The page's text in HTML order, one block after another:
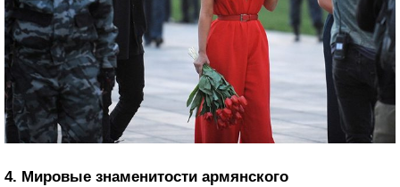
4. Мировые знаменитости армянского